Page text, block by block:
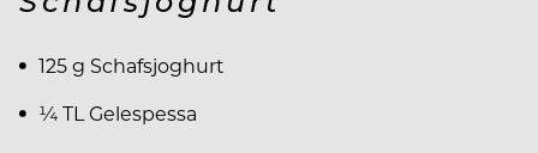
125 g Schafsjoghurt
¼ TL Gelespessa